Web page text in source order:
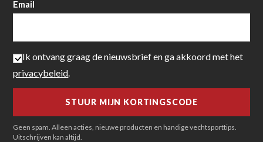
Email
Ik ontvang graag de nieuwsbrief en ga akkoord met het
privacybeleid.
Geen spam. Alleen acties, nieuwe producten en handige vechtsporttips.
Uitschrijven kan altijd.